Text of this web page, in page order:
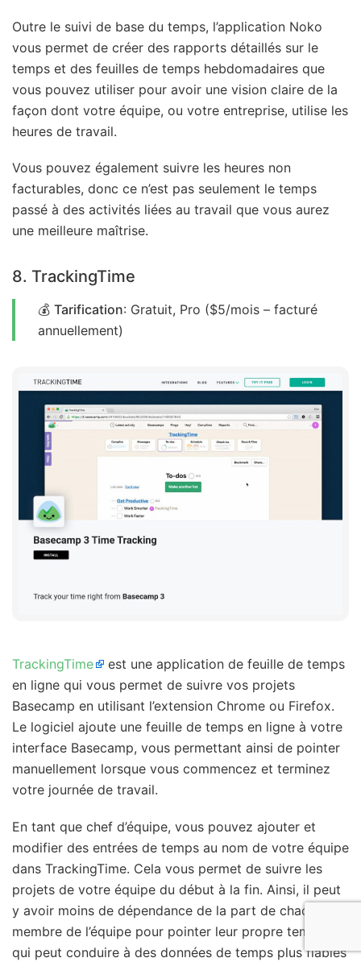
Outre le suivi de base du temps, l’application Noko
vous permet de créer des rapports détaillés sur le
temps et des feuilles de temps hebdomadaires que
vous pouvez utiliser pour avoir une vision claire de la
façon dont votre équipe, ou votre entreprise, utilise les
heures de travail.
Vous pouvez également suivre les heures non
facturables, donc ce n’est pas seulement le temps
passé à des activités liées au travail que vous aurez
une meilleure maîtrise.
8. TrackingTime
💰 Tarification: Gratuit, Pro ($5/mois – facturé
annuellement)
TrackingTime
est une application de feuille de temps
en ligne qui vous permet de suivre vos projets
Basecamp en utilisant l’extension Chrome ou Firefox.
Le logiciel ajoute une feuille de temps en ligne à votre
interface Basecamp, vous permettant ainsi de pointer
manuellement lorsque vous commencez et terminez
votre journée de travail.
En tant que chef d’équipe, vous pouvez ajouter et
modifier des entrées de temps au nom de votre équipe
dans TrackingTime. Cela vous permet de suivre les
projets de votre équipe du début à la fin. Ainsi, il peut
y avoir moins de dépendance de la part de chaque
membre de l’équipe pour pointer leur propre temps, ce
qui peut conduire à des données de temps plus fiables